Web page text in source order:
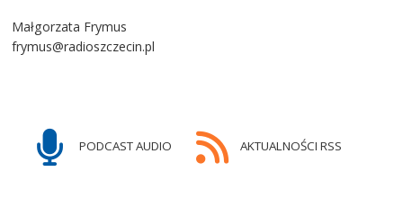
Małgorzata Frymus
frymus@radioszczecin.pl
PODCAST AUDIO AKTUALNOŚCI RSS